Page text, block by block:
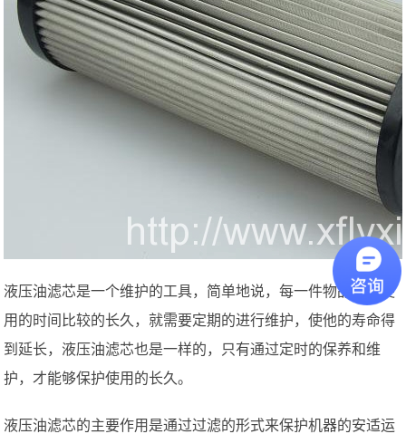
液压油滤芯是一个维护的工具，简单地说，每一件物品想要使
用的时间比较的长久，就需要定期的进行维护，使他的寿命得
到延长，液压油滤芯也是一样的，只有通过定时的保养和维
护，才能够保护使用的长久。
液压油滤芯的主要作用是通过过滤的形式来保护机器的安适运